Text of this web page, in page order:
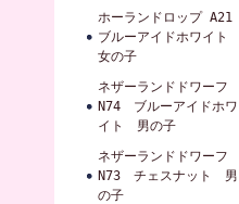
ホーランドロップ A21
ブルーアイドホワイト
女の子
ネザーランドドワーフ
N74 ブルーアイドホワ
イト 男の子
ネザーランドドワーフ
N73 チェスナット 男
の子